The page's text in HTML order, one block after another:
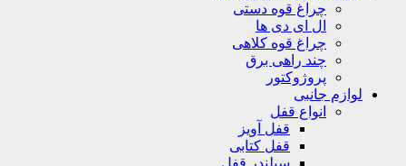
چراغ قوه دستی
ال ای دی ها
چراغ قوه کلاهی
چند راهی برق
پروژوکتور
لوازم جانبی
انواع قفل
قفل آویز
قفل کتابی
سیلندر قفل